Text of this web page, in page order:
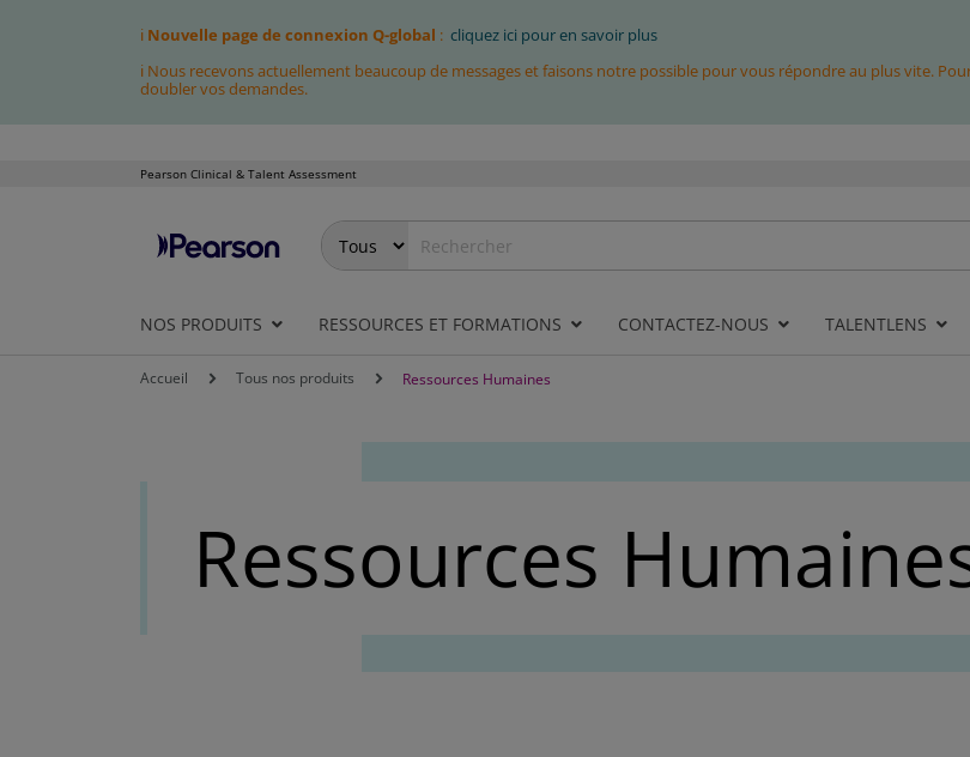
ℹ Nouvelle page de connexion Q-global : cliquez ici pour en savoir plus
ℹ Nous recevons actuellement beaucoup de messages et faisons notre possible pour vous répondre au plus vite.
doubler vos demandes.
Pearson Clinical & Talent Assessment
Allez
NOS PRODUITS RESSOURCES ET FORMATIONS CONTACTEZ-NOUS TALENTLENS
Accueil Tous nos produits Ressources Humaines
Ressources